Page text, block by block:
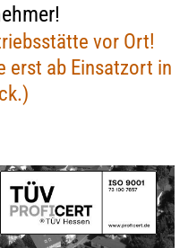
vor Ort!
erst ab Einsatzort in